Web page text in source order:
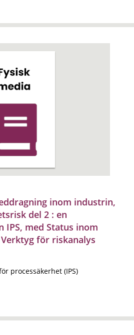
inom industrin,
del 2 : en
med Status inom
för riskanalys
processäkerhet (IPS)